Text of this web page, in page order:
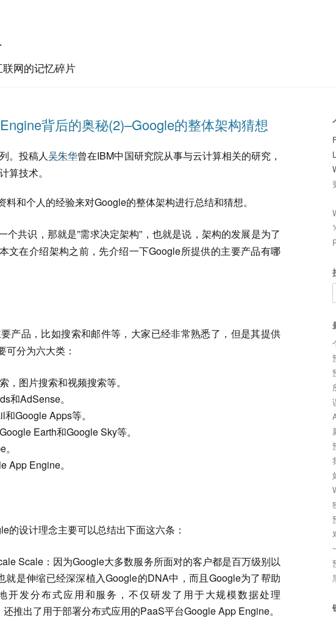
网的记忆碎片
背后的奥秘(2)–Google的整体架构猜想
。投稿人吴朱华曾在IBM中国研究院从事与云计算相关的研究，
算技术。
和个人的经验来对Google的整体架构进行总结和猜想。
个共识，那就是”需求决定架构”，也就是说，架构的发展是为了
文在介绍架构之前，先介绍一下Google所提供的主要产品有哪
产品，比如搜索和邮件等，大家已经非常熟悉了，但是其提供
可分为六大类：
，图片搜索和视频搜索等。
和AdSense。
Google Apps等。
Earth和Google Sky等。
App Engine。
的设计理念主要可以总结出下面这六条：
Scale：因为Google大多数服务所面对的客户都是百万级别以
就是伸缩已经深深植入Google的DNA中，而且Google为了帮助
开发分布式应用和服务，不仅研发了用于大规模数据处理
推出了用于部署分布式应用的PaaS平台Google App Engine。